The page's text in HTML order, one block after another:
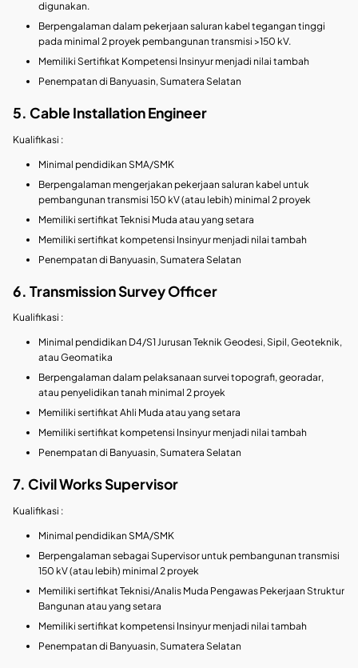
digunakan.
Berpengalaman dalam pekerjaan saluran kabel tegangan tinggi
pada minimal 2 proyek pembangunan transmisi >150 kV.
Memiliki Sertifikat Kompetensi Insinyur menjadi nilai tambah
Penempatan di Banyuasin, Sumatera Selatan
5. Cable Installation Engineer
Kualifikasi :
Minimal pendidikan SMA/SMK
Berpengalaman mengerjakan pekerjaan saluran kabel untuk
pembangunan transmisi 150 kV (atau lebih) minimal 2 proyek
Memiliki sertifikat Teknisi Muda atau yang setara
Memiliki sertifikat kompetensi Insinyur menjadi nilai tambah
Penempatan di Banyuasin, Sumatera Selatan
6. Transmission Survey Officer
Kualifikasi :
Minimal pendidikan D4/S1 Jurusan Teknik Geodesi, Sipil, Geoteknik,
atau Geomatika
Berpengalaman dalam pelaksanaan survei topografi, georadar,
atau penyelidikan tanah minimal 2 proyek
Memiliki sertifikat Ahli Muda atau yang setara
Memiliki sertifikat kompetensi Insinyur menjadi nilai tambah
Penempatan di Banyuasin, Sumatera Selatan
7. Civil Works Supervisor
Kualifikasi :
Minimal pendidikan SMA/SMK
Berpengalaman sebagai Supervisor untuk pembangunan transmisi
150 kV (atau lebih) minimal 2 proyek
Memiliki sertifikat Teknisi/Analis Muda Pengawas Pekerjaan Struktur
Bangunan atau yang setara
Memiliki sertifikat kompetensi Insinyur menjadi nilai tambah
Penempatan di Banyuasin, Sumatera Selatan